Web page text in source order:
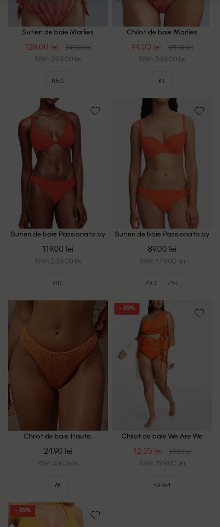
Sutien de baie Marlies
128.00 lei 245.00 lei
RRP: 399.00 lei
85D
Chilot de baie Marlies
94.00 lei 175.00 lei
RRP: 349.00 lei
XL
Sutien de baie Passionata by
119.00 lei
RRP: 239.00 lei
70E
Sutien de baie Passionata by
89.00 lei
RRP: 179.00 lei
70D 75E
Chilot de baie Haute,
24.90 lei
RRP: 49.00 lei
M
- 35%
Chilot de baie We Are We
42.25 lei 65.00 lei
RRP: 199.00 lei
52-54
- 35%